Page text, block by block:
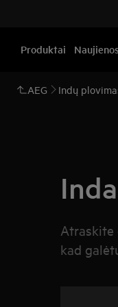
Produktai Naujienos
AEG Indų
Atraskite
kad